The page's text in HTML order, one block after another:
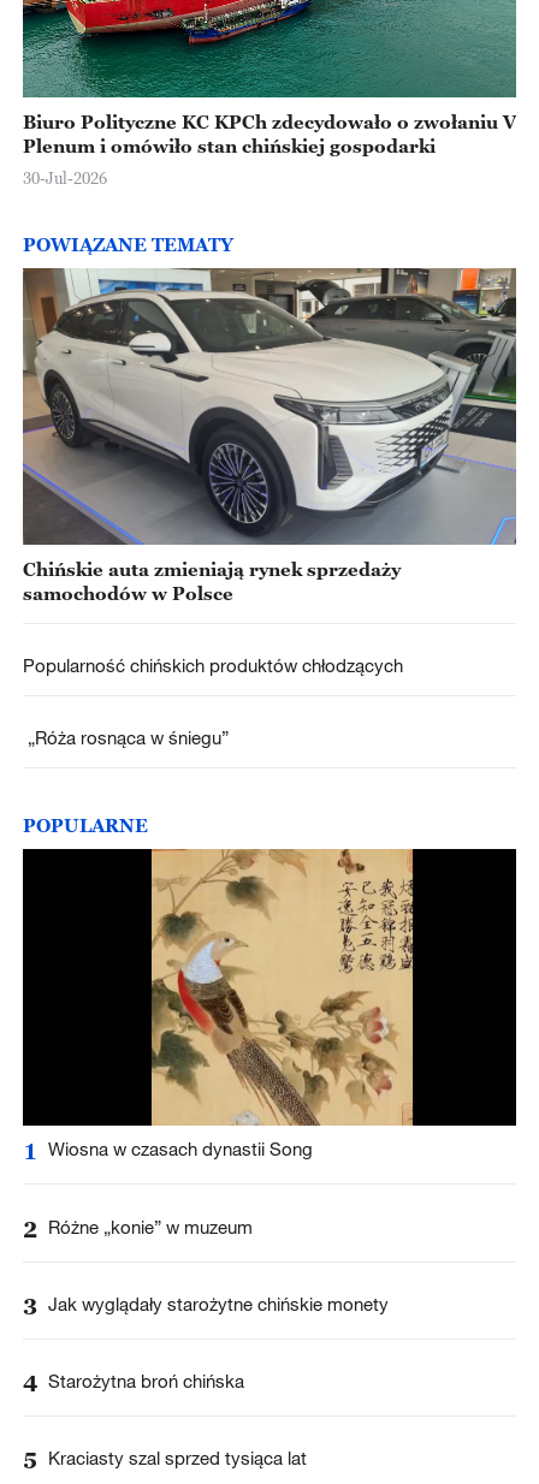
Biuro Polityczne KC KPCh zdecydowało o zwołaniu V
Plenum i omówiło stan chińskiej gospodarki
30-Jul-2026
POWIĄZANE TEMATY
Chińskie auta zmieniają rynek sprzedaży
samochodów w Polsce
Popularność chińskich produktów chłodzących
„Róża rosnąca w śniegu”
POPULARNE
1 Wiosna w czasach dynastii Song
2 Różne „konie” w muzeum
3 Jak wyglądały starożytne chińskie monety
4 Starożytna broń chińska
5 Kraciasty szal sprzed tysiąca lat